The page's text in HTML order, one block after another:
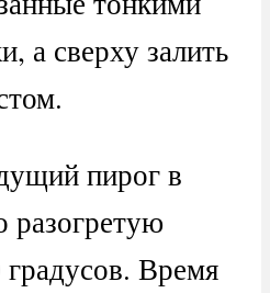
а сверху залить
пирог в
разогретую
Время